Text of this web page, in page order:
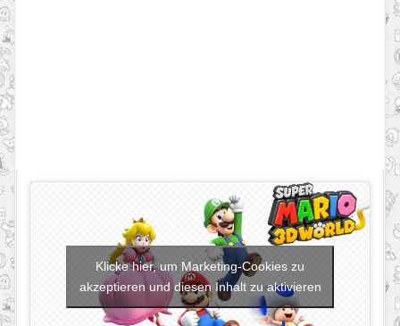
Klicke hier, um Marketing-Cookies zu
akzeptieren und diesen Inhalt zu aktivieren